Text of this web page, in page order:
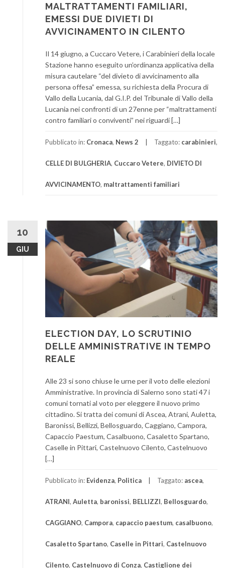
MALTRATTAMENTI FAMILIARI,
EMESSI DUE DIVIETI DI
AVVICINAMENTO IN CILENTO
Il 14 giugno, a Cuccaro Vetere, i Carabinieri della locale
Stazione hanno eseguito un’ordinanza applicativa della
misura cautelare “del divieto di avvicinamento alla
persona offesa” emessa, su richiesta della Procura di
Vallo della Lucania, dal G.I.P. del Tribunale di Vallo della
Lucania nei confronti di un 27enne per “maltrattamenti
contro familiari o conviventi” nei riguardi […]
Pubblicato in: Cronaca, News 2 Taggato: carabinieri,
CELLE DI BULGHERIA, Cuccaro Vetere, DIVIETO DI
AVVICINAMENTO, maltrattamenti familiari
10
GIU
ELECTION DAY, LO SCRUTINIO
DELLE AMMINISTRATIVE IN TEMPO
REALE
Alle 23 si sono chiuse le urne per il voto delle elezioni
Amministrative. In provincia di Salerno sono stati 47 i
comuni tornati al voto per eleggere il nuovo primo
cittadino. Si tratta dei comuni di Ascea, Atrani, Auletta,
Baronissi, Bellizzi, Bellosguardo, Caggiano, Campora,
Capaccio Paestum, Casalbuono, Casaletto Spartano,
Caselle in Pittari, Castelnuovo Cilento, Castelnuovo
[…]
Pubblicato in: Evidenza, Politica Taggato: ascea,
ATRANI, Auletta, baronissi, BELLIZZI, Bellosguardo,
CAGGIANO, Campora, capaccio paestum, casalbuono,
Casaletto Spartano, Caselle in Pittari, Castelnuovo
Cilento, Castelnuovo di Conza, Castiglione dei